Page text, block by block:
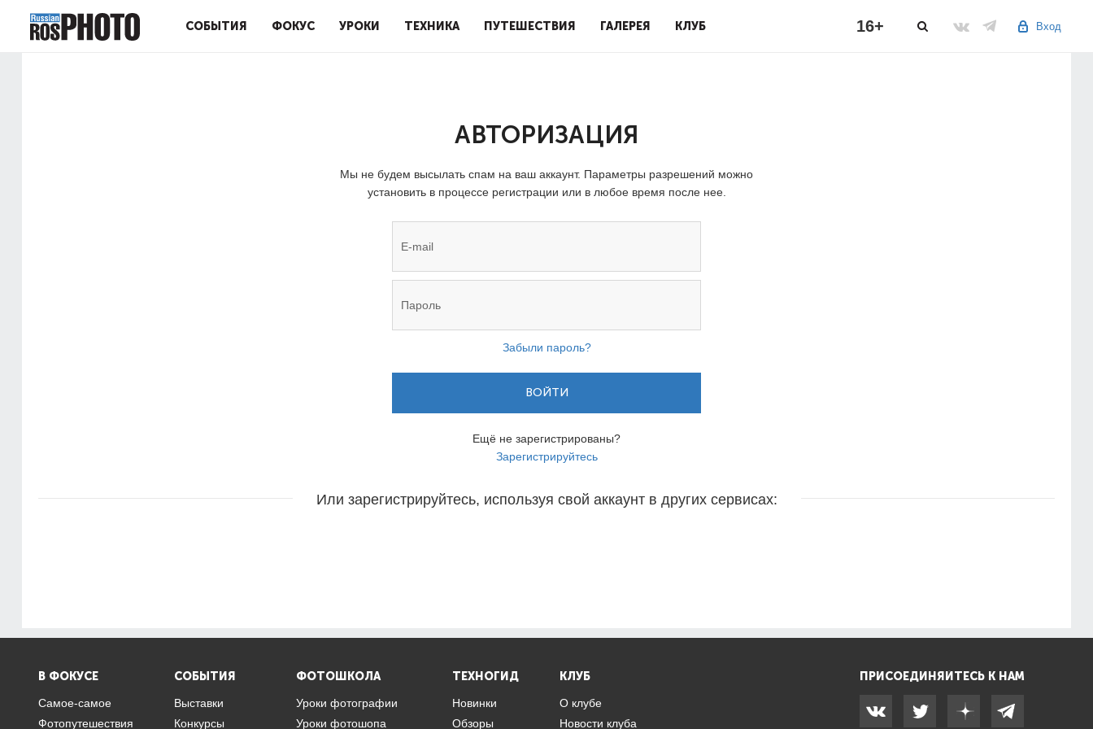
СОБЫТИЯ ФОКУС УРОКИ ТЕХНИКА ПУТЕШЕСТВИЯ ГАЛЕРЕЯ КЛУБ Вход
16+
АВТОРИЗАЦИЯ
Мы не будем высылать спам на ваш аккаунт. Параметры разрешений можно
установить в процессе регистрации или в любое время после нее.
Забыли пароль?
ВОЙТИ
Ещё не зарегистрированы?
Зарегистрируйтесь
Или зарегистрируйтесь, используя свой аккаунт в других сервисах:
В ФОКУСЕ
Самое-самое
Фотопутешествия
СОБЫТИЯ
Выставки
Конкурсы
ФОТОШКОЛА
Уроки фотографии
Уроки фотошопа
ТЕХНОГИД
Новинки
Обзоры
КЛУБ
О клубе
Новости клуба
ПРИСОЕДИНЯЙТЕСЬ К НАМ